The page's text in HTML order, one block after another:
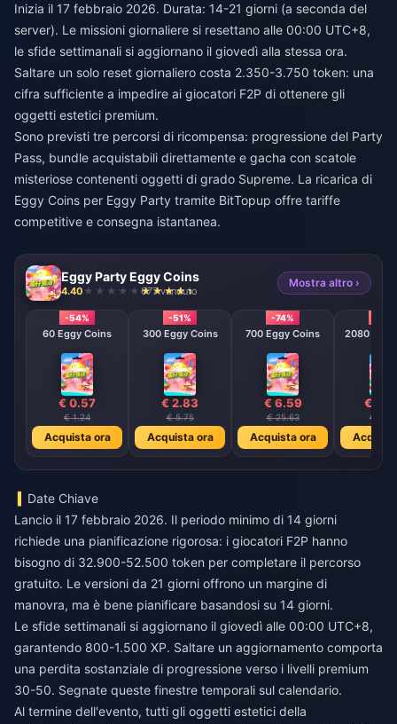
Inizia il 17 febbraio 2026. Durata: 14-21 giorni (a seconda del
server). Le missioni giornaliere si resettano alle 00:00 UTC+8,
le sfide settimanali si aggiornano il giovedì alla stessa ora.
Saltare un solo reset giornaliero costa 2.350-3.750 token: una
cifra sufficiente a impedire ai giocatori F2P di ottenere gli
oggetti estetici premium.
Sono previsti tre percorsi di ricompensa: progressione del Party
Pass, bundle acquistabili direttamente e gacha con scatole
misteriose contenenti oggetti di grado Supreme. La ricarica di
Eggy Coins per Eggy Party tramite BitTopup offre tariffe
competitive e consegna istantanea.
Eggy Party Eggy Coins
4.40 677 venduto
Mostra altro ›
-54%
60 Eggy Coins
€ 0.57
€ 1.24
Acquista ora
-51%
300 Eggy Coins
€ 2.83
€ 5.75
Acquista ora
-74%
700 Eggy Coins
€ 6.59
€ 25.63
Acquista ora
€
€
Date Chiave
Lancio il 17 febbraio 2026. Il periodo minimo di 14 giorni
richiede una pianificazione rigorosa: i giocatori F2P hanno
bisogno di 32.900-52.500 token per completare il percorso
gratuito. Le versioni da 21 giorni offrono un margine di
manovra, ma è bene pianificare basandosi su 14 giorni.
Le sfide settimanali si aggiornano il giovedì alle 00:00 UTC+8,
garantendo 800-1.500 XP. Saltare un aggiornamento comporta
una perdita sostanziale di progressione verso i livelli premium
30-50. Segnate queste finestre temporali sul calendario.
Al termine dell'evento, tutti gli oggetti estetici della